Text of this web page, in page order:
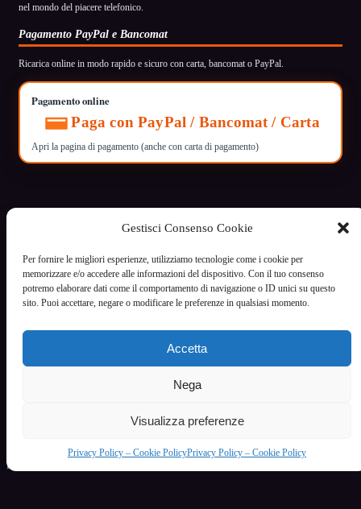
Gestisci Consenso Cookie
Per fornire le migliori esperienze, utilizziamo tecnologie come i cookie per
memorizzare e/o accedere alle informazioni del dispositivo. Con il tuo consenso
potremo elaborare dati come il comportamento di navigazione o ID unici su questo
sito. Puoi accettare, negare o modificare le preferenze in qualsiasi momento.
Accetta
Nega
Visualizza preferenze
Privacy Policy – Cookie PolicyPrivacy Policy – Cookie Policy
nel mondo del piacere telefonico.
Pagamento PayPal e Bancomat
Ricarica online in modo rapido e sicuro con carta, bancomat o PayPal.
Pagamento online
Paga con PayPal / Bancomat / Carta
Apri la pagina di pagamento (anche con carta di pagamento)
Servizio di intrattenimento riservato ai maggiori di 18 anni
Informazioni legali
Contatti / Supporto
Il Fascino delle Donne che Amano le Donne